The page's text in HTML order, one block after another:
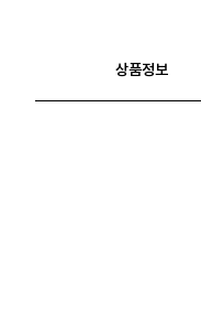
상품정보